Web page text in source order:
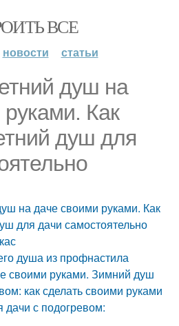
ВСЕ
новости статьи
душ на
Как
душ для
на даче своими руками. Как
для дачи самостоятельно
душа из профнастила
своими руками. Зимний душ
как сделать своими руками
с подогревом: